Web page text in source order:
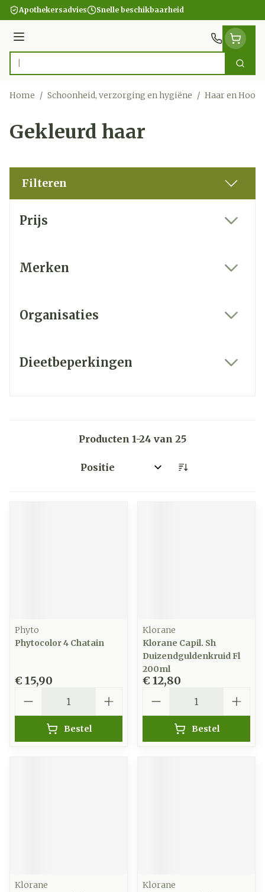
Ga naar de inhoud
Apothekersadvies Snelle beschikbaarheid
Menu
Product, merk, categorie... Zoek
Home / Schoonheid, verzorging en hygiëne / Haar en Hoofd
Gekleurd haar
Filteren
Prijs
Merken
Organisaties
Dieetbeperkingen
Producten 1-24 van 25
Sorteer op:
Phyto
Phytocolor 4 Chatain
€ 15,90
Bestel
Klorane
Klorane Capil. Sh
Duizendguldenkruid Fl
200ml
€ 12,80
Bestel
Klorane
Klorane